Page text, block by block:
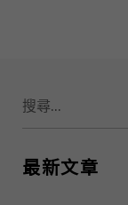
S
e
r
c
最新文章